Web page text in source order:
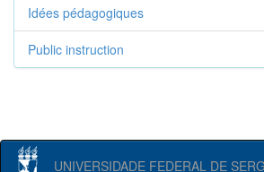
Idées pédagogiques
Public instruction
UNIVERSIDADE FEDERAL DE